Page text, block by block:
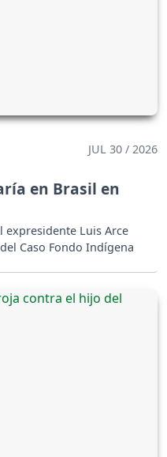
JUL 30 / 2026
en Brasil en
expresidente Luis Arce
Caso Fondo Indígena